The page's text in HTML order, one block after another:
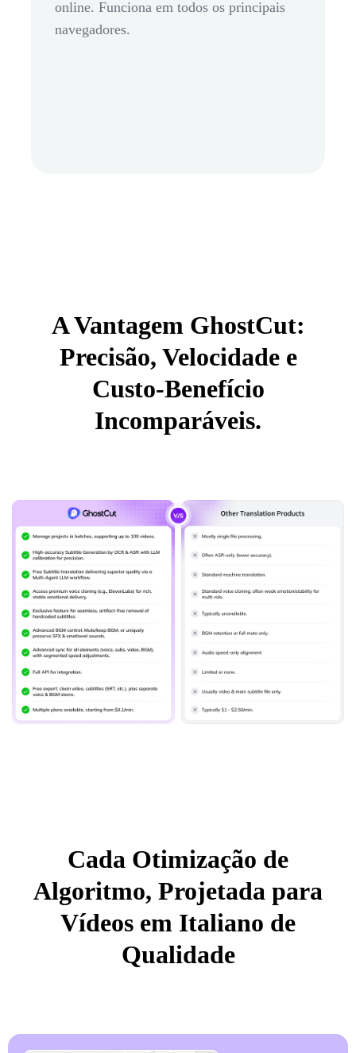
online. Funciona em todos os principais
navegadores.
A Vantagem GhostCut:
Precisão, Velocidade e
Custo-Benefício
Incomparáveis.
Cada Otimização de
Algoritmo, Projetada para
Vídeos em Italiano de
Qualidade